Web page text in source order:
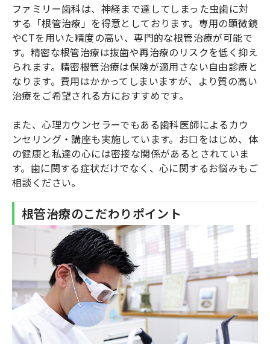
ファミリー歯科は、神経まで達してしまった虫歯に対
する「根管治療」を得意としております。専用の顕微鏡
やCTを用いた精度の高い、専門的な根管治療が可能で
す。精密な根管治療は抜歯や再治療のリスクを低く抑え
られます。精密根管治療は保険が適用さない自由診療と
なります。費用はかかってしまいますが、より質の高い
治療をご希望される方におすすめです。
また、心理カウンセラーでもある歯科医師によるカウ
ンセリング・講座も実施しています。お口をはじめ、体
の健康と私達の心には密接な関係があるとされていま
す。歯に関する症状だけでなく、心に関するお悩みもご
相談ください。
根管治療のこだわりポイント